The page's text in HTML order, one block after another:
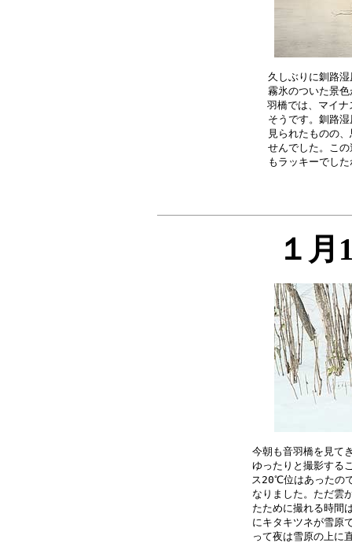
久しぶりに釧路
霧氷のついた景
羽橋では、マイ
そうです。釧路
見られたものの
せんでした。こ
１月
今朝も音羽橋を見て
ゆったりと撮影する
ス20℃位はあったの
なりました。ただ雲
たために撮れる時間
にキタキツネが雪原
って夜は雪原の上に